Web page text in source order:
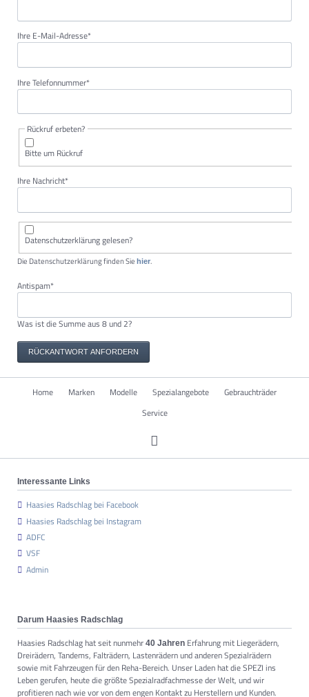
Pflichtfeld
Ihre E-Mail-Adresse*
Pflichtfeld
Ihre Telefonnummer*
Rückruf erbeten?
Bitte um Rückruf
Pflichtfeld
Ihre Nachricht*
Datenschutzerklärung gelesen?
Die Datenschutzerklärung finden Sie hier.
Pflichtfeld
Antispam*
Was ist die Summe aus 8 und 2?
RÜCKANTWORT ANFORDERN
Navigation
überspringen
Home Marken Modelle Spezialangebote
Gebrauchträder
Service
Interessante Links
Haasies Radschlag bei Facebook
Haasies Radschlag bei Instagram
ADFC
VSF
Admin
Darum Haasies Radschlag
Haasies Radschlag hat seit nunmehr 40 JahrenErfahrung mit Liegerädern,
Dreirädern, Tandems, Falträdern, Lastenrädern und anderen Spezialrädern
sowie mit Fahrzeugen für den Reha-Bereich. Unser Laden hat die SPEZI ins
Leben gerufen, heute die größte Spezialradfachmesse der Welt, und wir
profitieren nach wie vor von dem engen Kontakt zu Herstellern und Kunden.